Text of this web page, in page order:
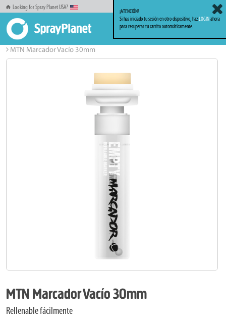
Looking for Spray Planet USA?
Inicio
Rotuladores Vacíos
MTN Marcador Vacío 30mm
MTN Marcador Vacío 30mm
Rellenable fácilmente
¡ATENCIÓN!
Si has iniciado tu sesión en otro dispositivo, hazLOGINahora
para recuperar tu carrito automáticamente.